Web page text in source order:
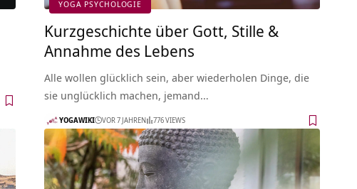
YOGA PSYCHOLOGIE
Kurzgeschichte über Gott, Stille &
Annahme des Lebens
Alle wollen glücklich sein, aber wiederholen Dinge, die
sie unglücklich machen, jemand…
YOGAWIKI VOR 7 JAHREN 776 VIEWS